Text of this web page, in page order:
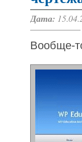
Дата:
Вообще-